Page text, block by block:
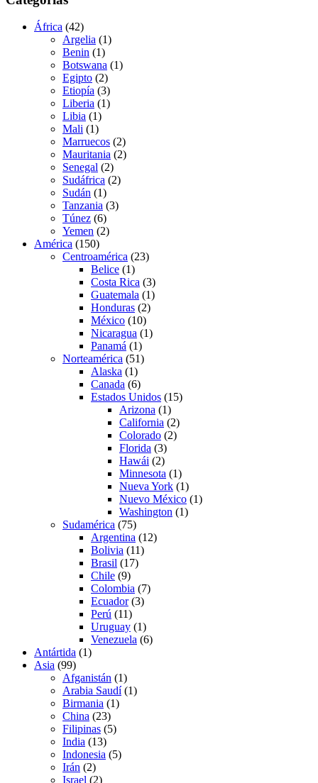
África (42)
Argelia (1)
Benin (1)
Botswana (1)
Egipto (2)
Etiopía (3)
Liberia (1)
Libia (1)
Mali (1)
Marruecos (2)
Mauritania (2)
Senegal (2)
Sudáfrica (2)
Sudán (1)
Tanzania (3)
Túnez (6)
Yemen (2)
América (150)
Centroamérica (23)
Belice (1)
Costa Rica (3)
Guatemala (1)
Honduras (2)
México (10)
Nicaragua (1)
Panamá (1)
Norteamérica (51)
Alaska (1)
Canada (6)
Estados Unidos (15)
Arizona (1)
California (2)
Colorado (2)
Florida (3)
Hawái (2)
Minnesota (1)
Nueva York (1)
Nuevo México (1)
Washington (1)
Sudamérica (75)
Argentina (12)
Bolivia (11)
Brasil (17)
Chile (9)
Colombia (7)
Ecuador(3)
Perú (11)
Uruguay (1)
Venezuela (6)
Antártida (1)
Asia (99)
Afganistán (1)
Arabia Saudí(1)
Birmania (1)
China (23)
Filipinas (5)
India (13)
Indonesia (5)
Irán (2)
Israel (2)